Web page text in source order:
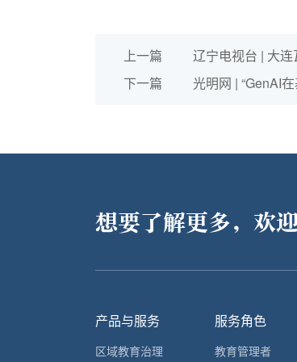
上一篇
辽宁电视台 | 大
下一篇
光明网 | “GenAI
想要了解更多，欢
产品与服务
区域教育治理
服务角色
教育管理者